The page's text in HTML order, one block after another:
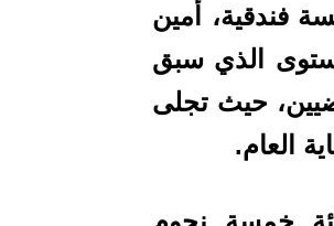
فندقية، أمين
الذي سبق
حيث تجلى
العام.